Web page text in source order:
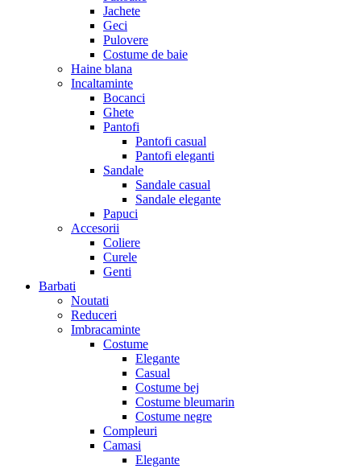
Jachete
Geci
Pulovere
Costume de baie
Haine blana
Incaltaminte
Bocanci
Ghete
Pantofi
Pantofi casual
Pantofi eleganti
Sandale
Sandale casual
Sandale elegante
Papuci
Accesorii
Coliere
Curele
Genti
Barbati
Noutati
Reduceri
Imbracaminte
Costume
Elegante
Casual
Costume bej
Costume bleumarin
Costume negre
Compleuri
Camasi
Elegante